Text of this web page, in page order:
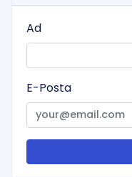
Ad
E-Posta